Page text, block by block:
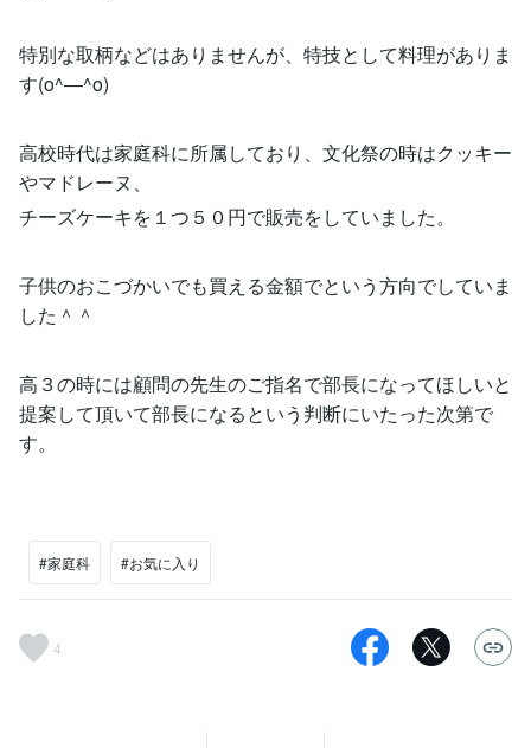
特別な取柄などはありませんが、特技として料理がありま
す(o^―^o)
高校時代は家庭科に所属しており、文化祭の時はクッキー
やマドレーヌ、
チーズケーキを１つ５０円で販売をしていました。
子供のおこづかいでも買える金額でという方向でしていま
した＾＾
高３の時には顧問の先生のご指名で部長になってほしいと
提案して頂いて部長になるという判断にいたった次第で
す。
#家庭科 #お気に入り
4